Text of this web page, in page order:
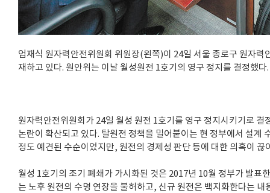
엄재식 원자력안전위원회 위원장(왼쪽)이 24일 서울 종로구 원자력
재하고 있다. 원안위는 이날 월성원전 1호기의 영구 정지를 결정했다.
원자력안전위원회가 24일 월성 원전 1호기를 영구 정지시키기로 결
논란이 확산되고 있다. 탈원전 정책을 밀어붙이는 현 정부에서 설계
정도 예견된 수순이었지만, 원전의 경제성 판단 등에 대한 의혹이 끊
월성 1호기의 조기 폐쇄가 가시화된 것은 2017년 10월 정부가 발표
는 노후 원전의 수명 연장을 불허하고, 신규 원전은 백지화한다는 내